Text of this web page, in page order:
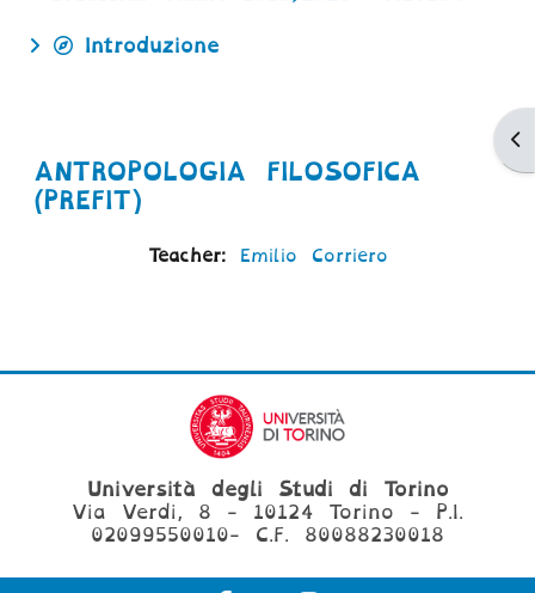
Introduzione
ANTROPOLOGIA FILOSOFICA
(PREFIT)
Teacher: Emilio Corriero
Università degli Studi di Torino
Via Verdi, 8 - 10124 Torino - P.I.
02099550010- C.F. 80088230018